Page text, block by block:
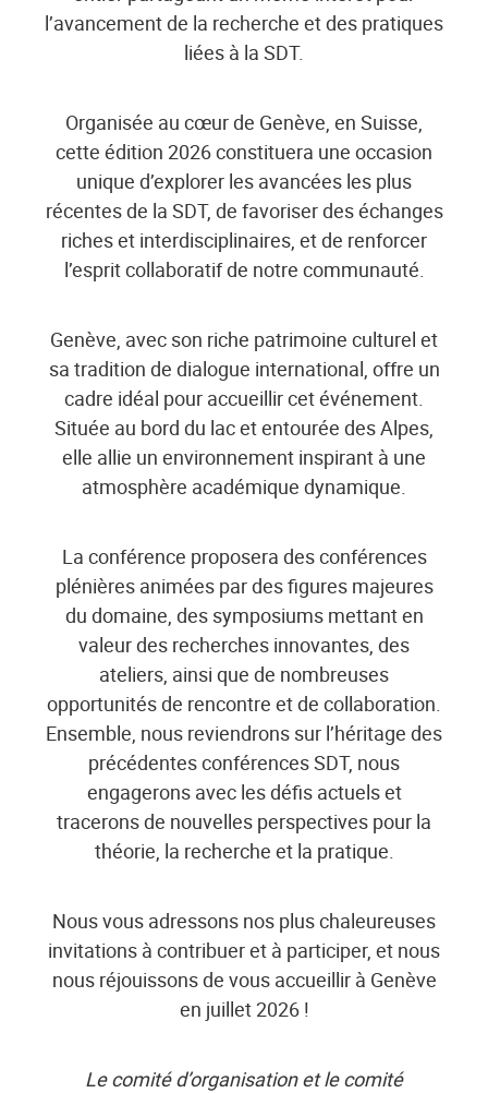
l’avancement de la recherche et des pratiques
liées à la SDT.
Organisée au cœur de Genève, en Suisse,
cette édition 2026 constituera une occasion
unique d’explorer les avancées les plus
récentes de la SDT, de favoriser des échanges
riches et interdisciplinaires, et de renforcer
l’esprit collaboratif de notre communauté.
Genève, avec son riche patrimoine culturel et
sa tradition de dialogue international, offre un
cadre idéal pour accueillir cet événement.
Située au bord du lac et entourée des Alpes,
elle allie un environnement inspirant à une
atmosphère académique dynamique.
La conférence proposera des conférences
plénières animées par des figures majeures
du domaine, des symposiums mettant en
valeur des recherches innovantes, des
ateliers, ainsi que de nombreuses
opportunités de rencontre et de collaboration.
Ensemble, nous reviendrons sur l’héritage des
précédentes conférences SDT, nous
engagerons avec les défis actuels et
tracerons de nouvelles perspectives pour la
théorie, la recherche et la pratique.
Nous vous adressons nos plus chaleureuses
invitations à contribuer et à participer, et nous
nous réjouissons de vous accueillir à Genève
en juillet 2026 !
Le comité d’organisation et le comité